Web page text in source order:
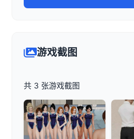
游戏截图
共 3 张游戏截图